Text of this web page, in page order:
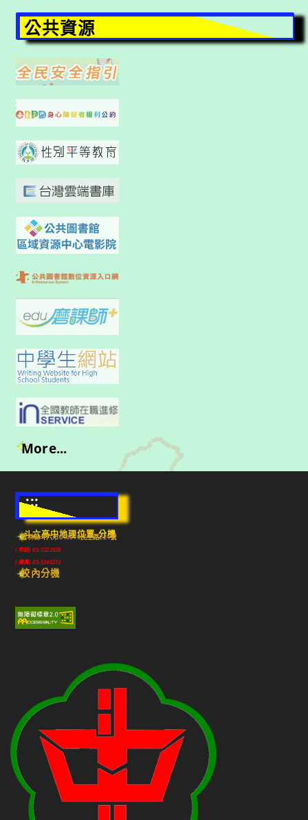
公共資源
More...
:::
斗六高中地理位置-分機
雲林縣斗六市640010民生路224號
(市話) 05-5322039
(傳真) 05-5348213
校內分機